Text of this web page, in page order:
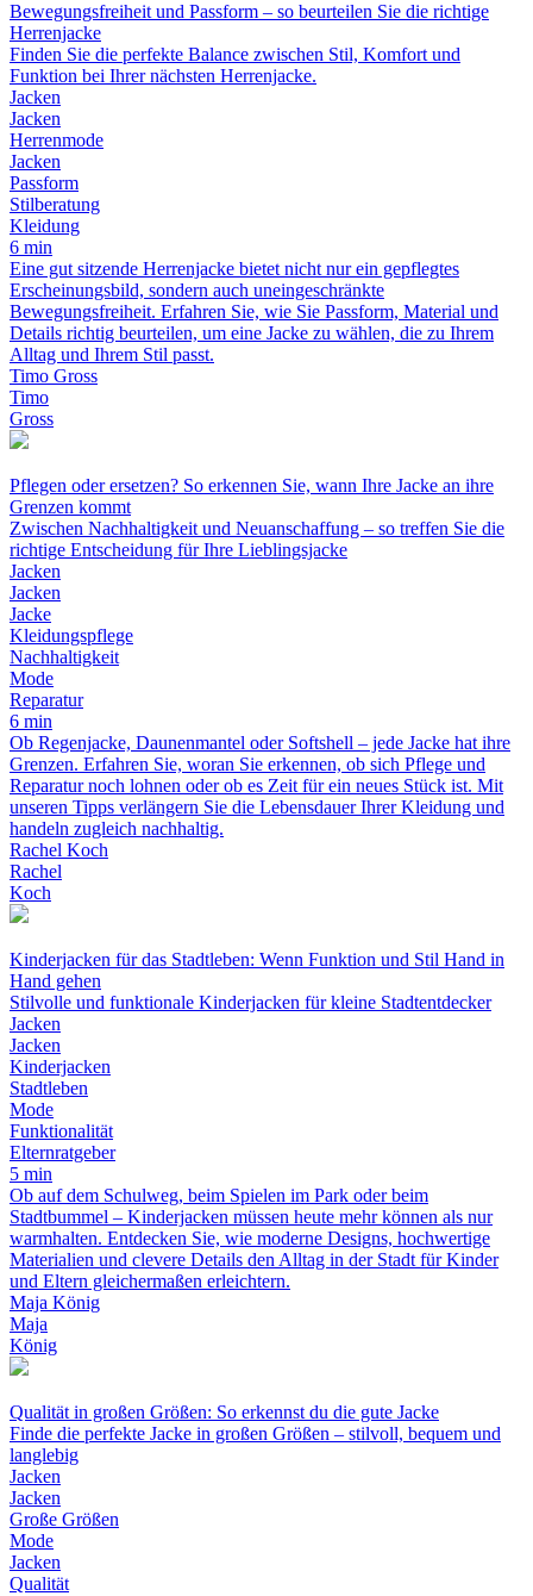
Bewegungsfreiheit und Passform – so beurteilen Sie die richtige
Herrenjacke
Finden Sie die perfekte Balance zwischen Stil, Komfort und
Funktion bei Ihrer nächsten Herrenjacke.
Jacken
Jacken
Herrenmode
Jacken
Passform
Stilberatung
Kleidung
6 min
Eine gut sitzende Herrenjacke bietet nicht nur ein gepflegtes
Erscheinungsbild, sondern auch uneingeschränkte
Bewegungsfreiheit. Erfahren Sie, wie Sie Passform, Material und
Details richtig beurteilen, um eine Jacke zu wählen, die zu Ihrem
Alltag und Ihrem Stil passt.
Timo Gross
Timo
Gross
Pflegen oder ersetzen? So erkennen Sie, wann Ihre Jacke an ihre
Grenzen kommt
Zwischen Nachhaltigkeit und Neuanschaffung – so treffen Sie die
richtige Entscheidung für Ihre Lieblingsjacke
Jacken
Jacken
Jacke
Kleidungspflege
Nachhaltigkeit
Mode
Reparatur
6 min
Ob Regenjacke, Daunenmantel oder Softshell – jede Jacke hat ihre
Grenzen. Erfahren Sie, woran Sie erkennen, ob sich Pflege und
Reparatur noch lohnen oder ob es Zeit für ein neues Stück ist. Mit
unseren Tipps verlängern Sie die Lebensdauer Ihrer Kleidung und
handeln zugleich nachhaltig.
Rachel Koch
Rachel
Koch
Kinderjacken für das Stadtleben: Wenn Funktion und Stil Hand in
Hand gehen
Stilvolle und funktionale Kinderjacken für kleine Stadtentdecker
Jacken
Jacken
Kinderjacken
Stadtleben
Mode
Funktionalität
Elternratgeber
5 min
Ob auf dem Schulweg, beim Spielen im Park oder beim
Stadtbummel – Kinderjacken müssen heute mehr können als nur
warmhalten. Entdecken Sie, wie moderne Designs, hochwertige
Materialien und clevere Details den Alltag in der Stadt für Kinder
und Eltern gleichermaßen erleichtern.
Maja König
Maja
König
Qualität in großen Größen: So erkennst du die gute Jacke
Finde die perfekte Jacke in großen Größen – stilvoll, bequem und
langlebig
Jacken
Jacken
Große Größen
Mode
Jacken
Qualität